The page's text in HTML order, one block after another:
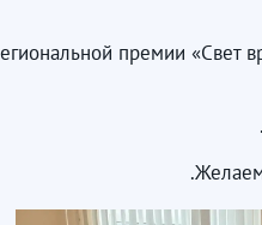
премии «Свет